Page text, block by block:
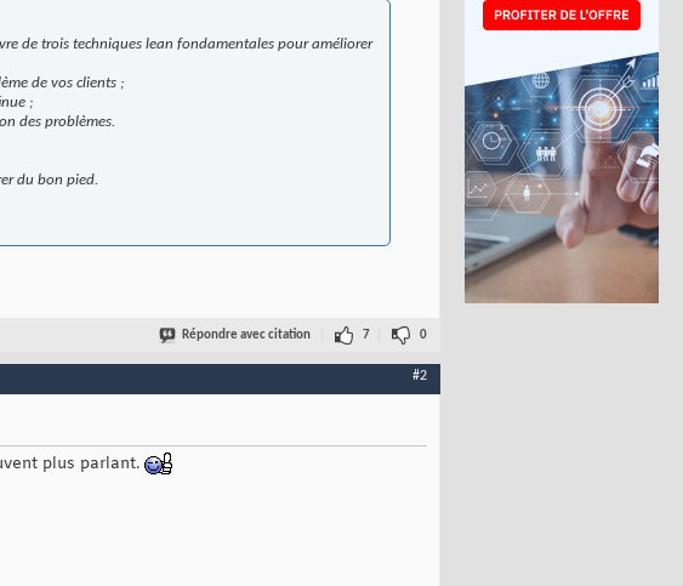
de trois techniques lean fondamentales pour améliorer
de vos clients ;
;
des problèmes.
du bon pied.
Répondre avec citation 7 0
#2
plus parlant.